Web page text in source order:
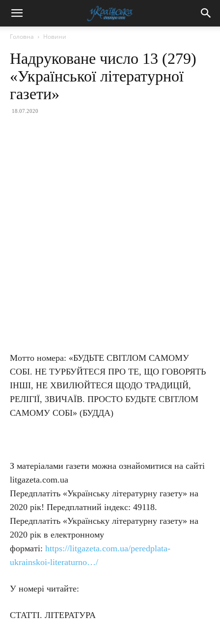
Головна Новини
Надруковане число 13 (279)
«Української літературної
газети»
18.07.2020
Мотто номера: «БУДЬТЕ СВІТЛОМ САМОМУ
СОБІ. НЕ ТУРБУЙТЕСЯ ПРО ТЕ, ЩО ГОВОРЯТЬ
ІНШІ, НЕ ХВИЛЮЙТЕСЯ ЩОДО ТРАДИЦІЙ,
РЕЛІГІЇ, ЗВИЧАЇВ. ПРОСТО БУДЬТЕ СВІТЛОМ
САМОМУ СОБІ» (БУДДА)
З матеріалами газети можна ознайомитися на сайті
litgazeta.com.ua
Передплатіть «Українську літературну газету» на
2020 рік! Передплатний індекс: 49118.
Передплатіть «Українську літературну газету» на
2020 рік в електронному
форматі: https://litgazeta.com.ua/peredplata-
ukrainskoi-literaturno…/
У номері читайте:
СТАТТІ. ЛІТЕРАТУРА